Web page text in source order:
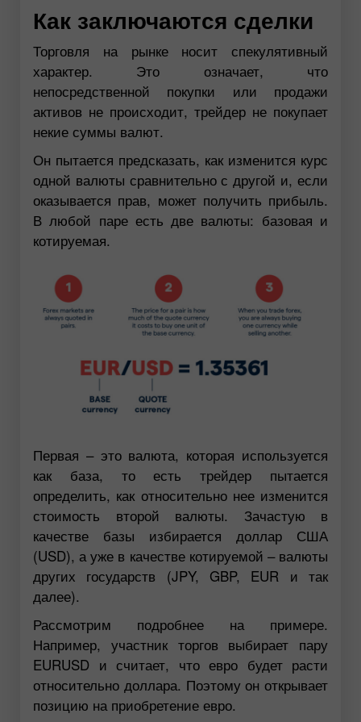
Как заключаются сделки
Торговля на рынке носит спекулятивный
характер. Это означает, что
непосредственной покупки или продажи
активов не происходит, трейдер не покупает
некие суммы валют.
Он пытается предсказать, как изменится курс
одной валюты сравнительно с другой и, если
оказывается прав, может получить прибыль.
В любой паре есть две валюты: базовая и
котируемая.
Первая – это валюта, которая используется
как база, то есть трейдер пытается
определить, как относительно нее изменится
стоимость второй валюты. Зачастую в
качестве базы избирается доллар США
(USD), а уже в качестве котируемой – валюты
других государств (JPY, GBP, EUR и так
далее).
Рассмотрим подробнее на примере.
Например, участник торгов выбирает пару
EURUSD и считает, что евро будет расти
относительно доллара. Поэтому он открывает
позицию на приобретение евро.